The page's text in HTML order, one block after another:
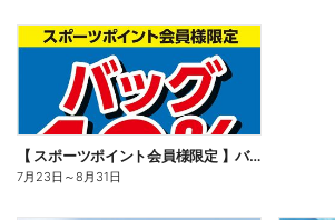
【 スポーツポイント会員様限定 】バッグ10%OFF ! !
7月23日 ～8月31日